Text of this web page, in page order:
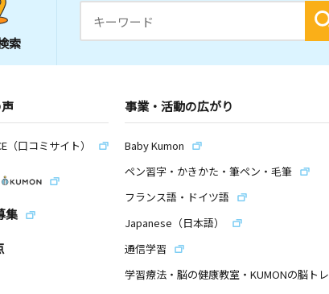
索
（口コミサイト）
集
事業・活動の広がり
Baby Kumon
ペン習字・かきかた・筆ペン・毛筆
フランス語・ドイツ語
Japanese（日本語）
通信学習
学習療法・脳の健康教室・KUMONの脳トレ